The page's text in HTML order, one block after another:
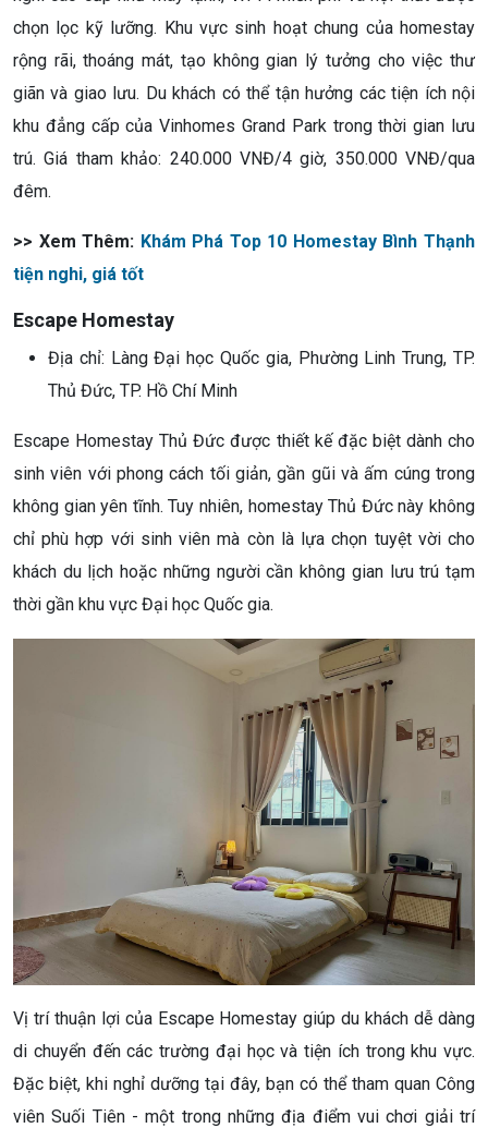
chọn lọc kỹ lưỡng. Khu vực sinh hoạt chung của homestay
rộng rãi, thoáng mát, tạo không gian lý tưởng cho việc thư
giãn và giao lưu. Du khách có thể tận hưởng các tiện ích nội
khu đẳng cấp của Vinhomes Grand Park trong thời gian lưu
trú. Giá tham khảo: 240.000 VNĐ/4 giờ, 350.000 VNĐ/qua
đêm.
>> Xem Thêm: Khám Phá Top 10 Homestay Bình Thạnh
tiện nghi, giá tốt
Escape Homestay
Địa chỉ: Làng Đại học Quốc gia, Phường Linh Trung, TP.
Thủ Đức, TP. Hồ Chí Minh
Escape Homestay Thủ Đức được thiết kế đặc biệt dành cho
sinh viên với phong cách tối giản, gần gũi và ấm cúng trong
không gian yên tĩnh. Tuy nhiên, homestay Thủ Đức này không
chỉ phù hợp với sinh viên mà còn là lựa chọn tuyệt vời cho
khách du lịch hoặc những người cần không gian lưu trú tạm
thời gần khu vực Đại học Quốc gia.
Vị trí thuận lợi của Escape Homestay giúp du khách dễ dàng
di chuyển đến các trường đại học và tiện ích trong khu vực.
Đặc biệt, khi nghỉ dưỡng tại đây, bạn có thể tham quan Công
viên Suối Tiên - một trong những địa điểm vui chơi giải trí